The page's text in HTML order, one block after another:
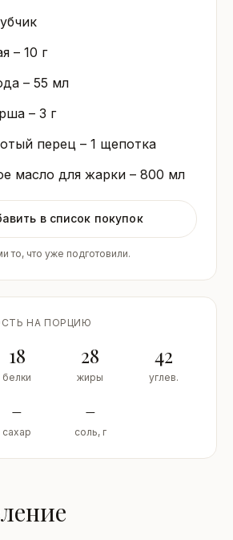
– 10 г
– 55 мл
– 3 г
перец – 1 щепотка
масло для жарки – 800 мл
в список покупок
то, что уже подготовили.
НА ПОРЦИЮ
18
белки
28
жиры
42
углев.
–
сахар
–
соль, г